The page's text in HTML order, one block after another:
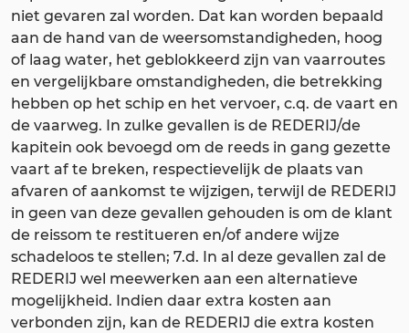
niet gevaren zal worden. Dat kan worden bepaald
aan de hand van de weersomstandigheden, hoog
of laag water, het geblokkeerd zijn van vaarroutes
en vergelijkbare omstandigheden, die betrekking
hebben op het schip en het vervoer, c.q. de vaart en
de vaarweg. In zulke gevallen is de REDERIJ/de
kapitein ook bevoegd om de reeds in gang gezette
vaart af te breken, respectievelijk de plaats van
afvaren of aankomst te wijzigen, terwijl de REDERIJ
in geen van deze gevallen gehouden is om de klant
de reissom te restitueren en/of andere wijze
schadeloos te stellen; 7.d. In al deze gevallen zal de
REDERIJ wel meewerken aan een alternatieve
mogelijkheid. Indien daar extra kosten aan
verbonden zijn, kan de REDERIJ die extra kosten